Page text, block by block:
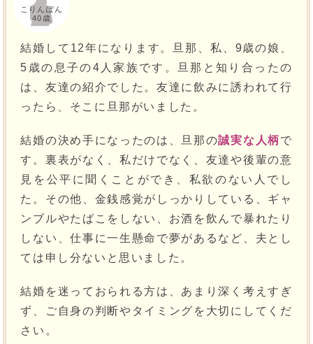
こりんぽん
40歳
結婚して12年になります。旦那、私、9歳の娘、
5歳の息子の4人家族です。旦那と知り合ったの
は、友達の紹介でした。友達に飲みに誘われて行
ったら、そこに旦那がいました。
結婚の決め手になったのは、旦那の誠実な人柄で
す。裏表がなく、私だけでなく、友達や後輩の意
見を公平に聞くことができ、私欲のない人でし
た。その他、金銭感覚がしっかりしている、ギャ
ンブルやたばこをしない、お酒を飲んで暴れたり
しない、仕事に一生懸命で夢があるなど、夫とし
ては申し分ないと思いました。
結婚を迷っておられる方は、あまり深く考えすぎ
ず、ご自身の判断やタイミングを大切にしてくだ
さい。